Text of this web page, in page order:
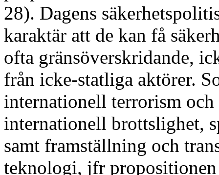
28). Dagens
karaktär att de kan få
ofta gränsöverskridande,
från icke-statliga aktörer.
internationell terrorism
internationell brottslighet,
samt framställning och
teknologi, jfr propositionen